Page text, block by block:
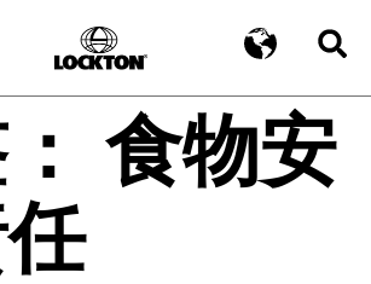
食物安